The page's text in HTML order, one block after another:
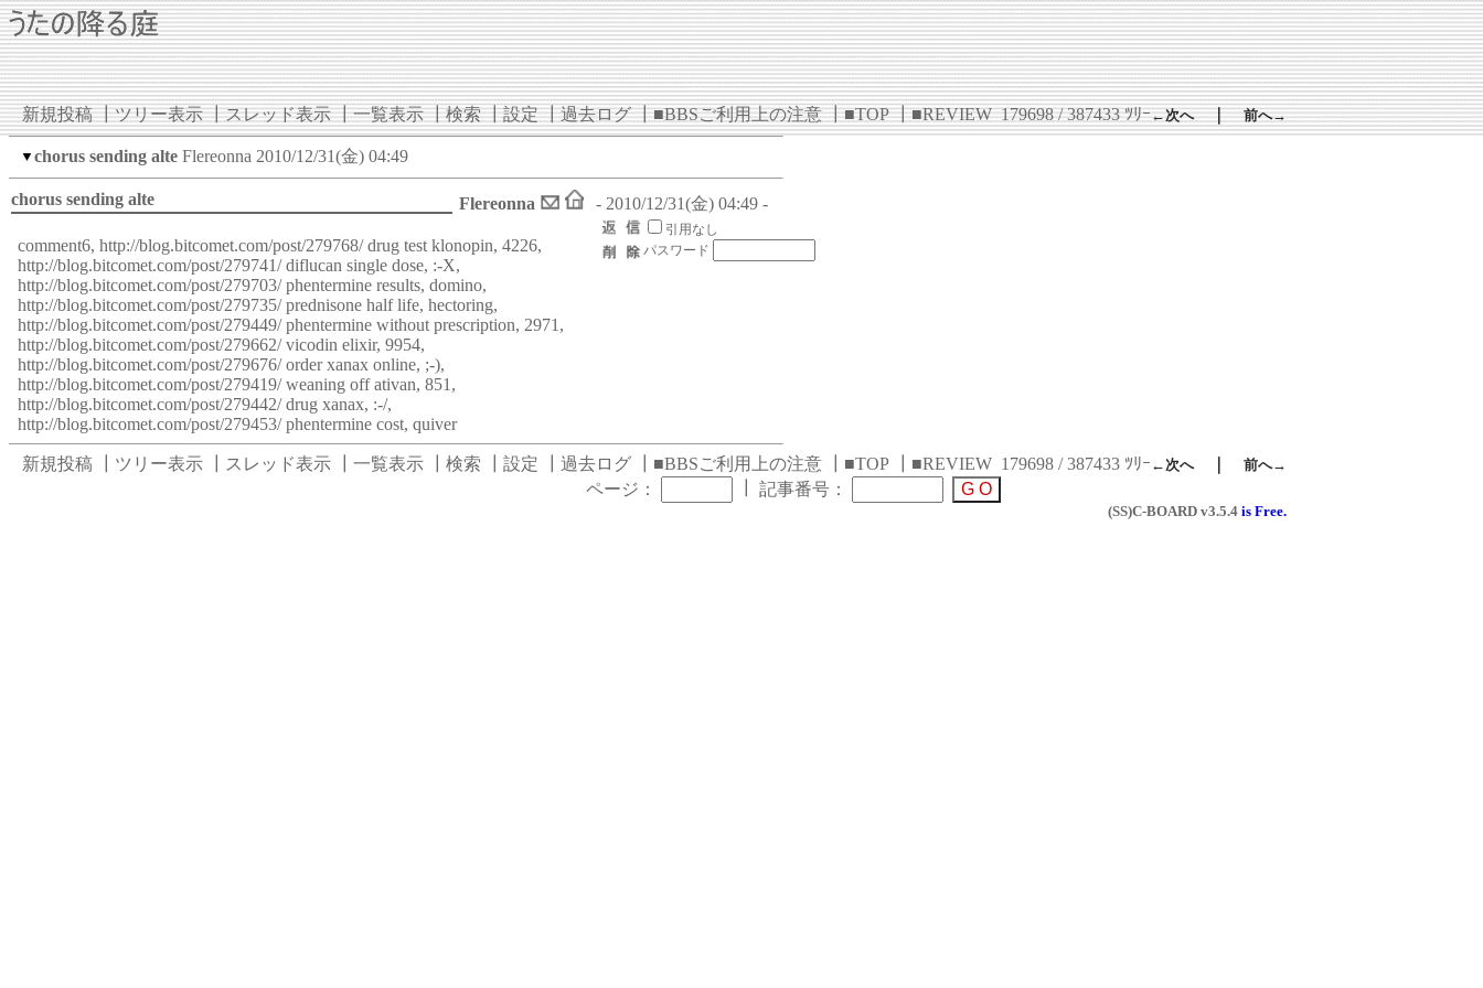
新規投稿┃ツリー表示┃スレッド表示┃一覧表示┃検索┃設定┃過去ログ┃■BBSご利用上の注意┃■TOP┃■REVIEW 179698 / 387433 ﾂﾘｰ←次へ｜前へ→
▼ chorus sending alte Flereonna 2010/12/31(金) 04:49
chorus sending alte Flereonna - 2010/12/31(金) 04:49 -
comment6, http://blog.bitcomet.com/post/279768/drug test klonopin, 4226,
http://blog.bitcomet.com/post/279741/diflucan single dose, :-X,
http://blog.bitcomet.com/post/279703/phentermine results, domino,
http://blog.bitcomet.com/post/279735/prednisone half life, hectoring,
http://blog.bitcomet.com/post/279449/phentermine without prescription, 2971,
http://blog.bitcomet.com/post/279662/vicodin elixir, 9954,
http://blog.bitcomet.com/post/279676/order xanax online, ;-),
http://blog.bitcomet.com/post/279419/weaning off ativan, 851,
http://blog.bitcomet.com/post/279442/drug xanax, :-/,
http://blog.bitcomet.com/post/279453/phentermine cost, quiver
引用なし
パスワード
新規投稿 ツリー表示 スレッド表示 一覧表示 検索 設定 過去ログ ■BBSご利用上の注意 ■TOP ■REVIEW 179698 / 387433 ﾂﾘｰ ←次へ｜ 前へ→
ページ： 記事番号：
(SS)C-BOARD v3.5.4 is Free.